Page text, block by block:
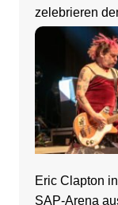
zelebrieren
Eric Clapton
SAP-Arena